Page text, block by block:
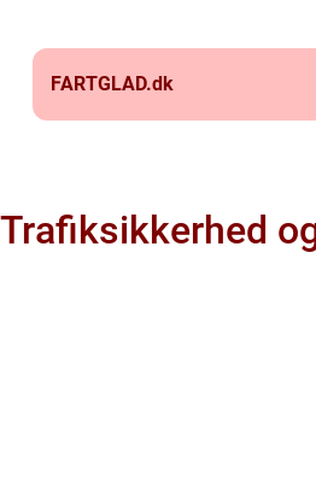
FARTGLAD.dk
Trafiksikkerhed